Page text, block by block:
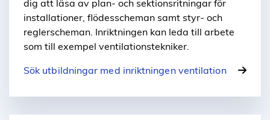
dig att läsa av plan- och sektionsritningar för
installationer, flödesscheman samt styr- och
reglerscheman. Inriktningen kan leda till arbete
som till exempel ventilationstekniker.
Sök utbildningar med inriktningen ventilation